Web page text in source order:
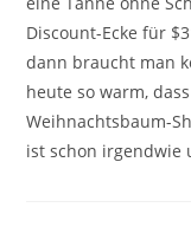
Discount-Ecke für
dann braucht man
heute so warm,
Weihnachtsbaum-
ist schon irgendwie